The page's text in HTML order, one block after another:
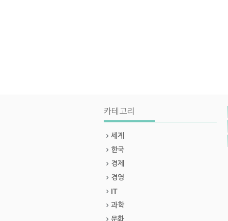
카테고리
세계
한국
경제
경영
IT
과학
문화